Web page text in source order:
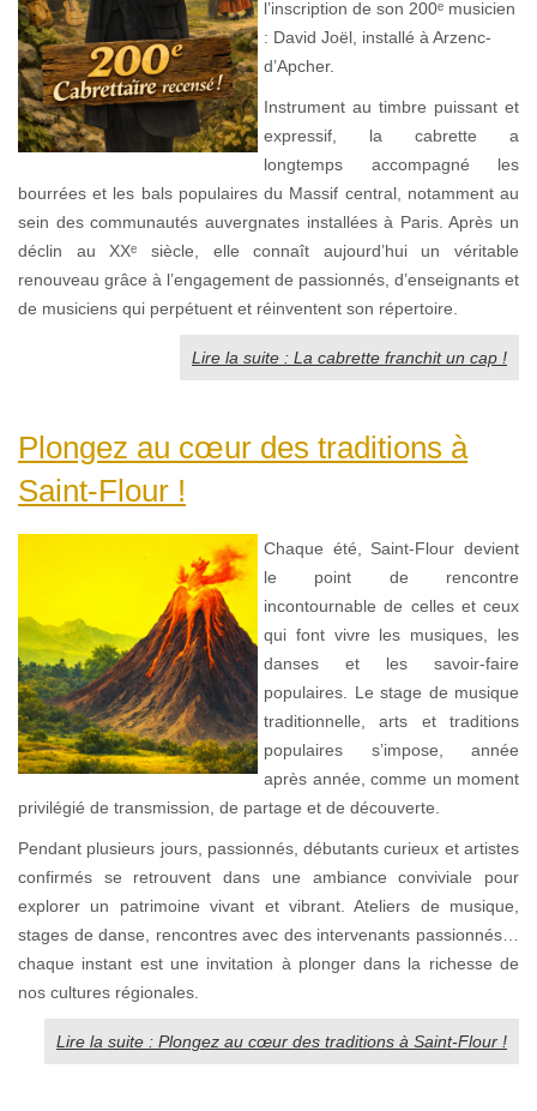
l’inscription de son 200ᵉ musicien
: David Joël, installé à Arzenc-
d’Apcher.
Instrument au timbre puissant et
expressif, la cabrette a
longtemps accompagné les
bourrées et les bals populaires du Massif central, notamment au
sein des communautés auvergnates installées à Paris. Après un
déclin au XXᵉ siècle, elle connaît aujourd’hui un véritable
renouveau grâce à l’engagement de passionnés, d’enseignants et
de musiciens qui perpétuent et réinventent son répertoire.
Lire la suite : La cabrette franchit un cap !
Plongez au cœur des traditions à
Saint-Flour !
Chaque été, Saint-Flour devient
le point de rencontre
incontournable de celles et ceux
qui font vivre les musiques, les
danses et les savoir-faire
populaires. Le stage de musique
traditionnelle, arts et traditions
populaires s’impose, année
après année, comme un moment
privilégié de transmission, de partage et de découverte.
Pendant plusieurs jours, passionnés, débutants curieux et artistes
confirmés se retrouvent dans une ambiance conviviale pour
explorer un patrimoine vivant et vibrant. Ateliers de musique,
stages de danse, rencontres avec des intervenants passionnés…
chaque instant est une invitation à plonger dans la richesse de
nos cultures régionales.
Lire la suite : Plongez au cœur des traditions à Saint-Flour !